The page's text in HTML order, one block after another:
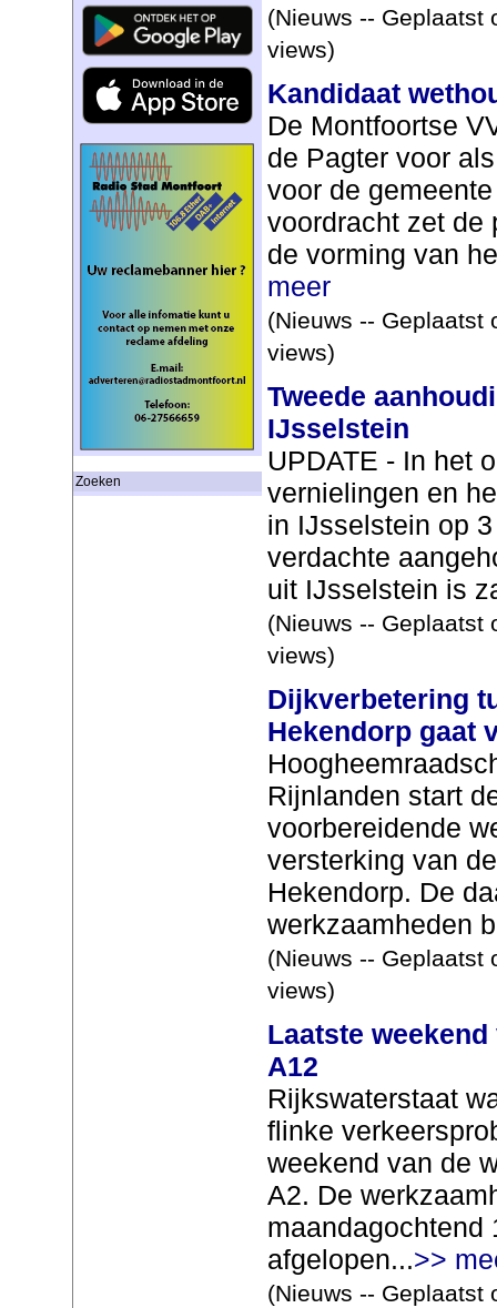
Zoeken
(Nieuws -- Geplaatst
views)
Kandidaat
De Montfoortse
de Pagter voor
voor de
voordracht zet de
de vorming van
meer
(Nieuws -- Geplaatst
views)
Tweede
IJsselstein
UPDATE - In het
vernielingen en
in IJsselstein op
verdachte
uit IJsselstein is
(Nieuws -- Geplaatst
views)
Dijkverbetering
Hekendorp gaat
Rijnlanden start
voorbereidende
versterking van
Hekendorp. De
werkzaamheden
(Nieuws -- Geplaatst
views)
Laatste
A12
Rijkswaterstaat
flinke
weekend van de
A2. De
maandagochtend
afgelopen...>>
(Nieuws -- Geplaatst